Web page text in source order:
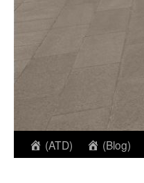
(ATD) (Blog)